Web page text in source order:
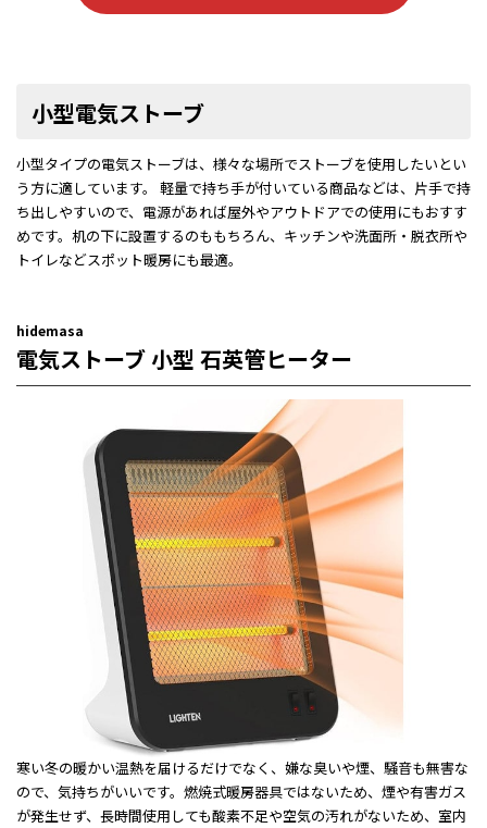
小型電気ストーブ
小型タイプの電気ストーブは、様々な場所でストーブを使用したいとい
う方に適しています。 軽量で持ち手が付いている商品などは、片手で持
ち出しやすいので、電源があれば屋外やアウトドアでの使用にもおすす
めです。机の下に設置するのももちろん、キッチンや洗面所・脱衣所や
トイレなどスポット暖房にも最適。
hidemasa
電気ストーブ 小型 石英管ヒーター
寒い冬の暖かい温熱を届けるだけでなく、嫌な臭いや煙、騒音も無害な
ので、気持ちがいいです。燃焼式暖房器具ではないため、煙や有害ガス
が発生せず、長時間使用しても酸素不足や空気の汚れがないため、室内